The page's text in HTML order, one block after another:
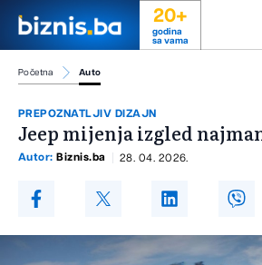
20+
godina
sa vama
Početna Auto
PREPOZNATLJIV DIZAJN
Jeep mijenja izgled
Autor: Biznis.ba 28. 04. 2026.